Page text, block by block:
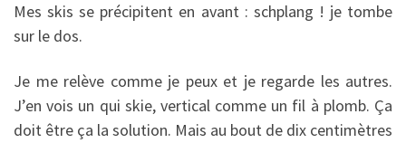
Mes skis se précipitent en avant : schplang ! je tombe
sur le dos.
Je me relève comme je peux et je regarde les autres.
J’en vois un qui skie, vertical comme un fil à plomb. Ça
doit être ça la solution. Mais au bout de dix centimètres